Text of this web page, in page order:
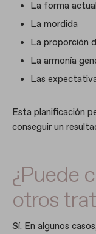
La forma
La mordida
La proporción
La armonía
Las
Esta planificación
conseguir un
¿Puede
otros
Sí. En algunos